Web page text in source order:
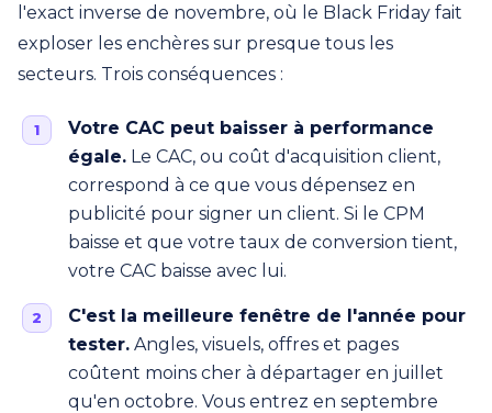
l'exact inverse de novembre, où le Black Friday fait
exploser les enchères sur presque tous les
secteurs. Trois conséquences :
Votre CAC peut baisser à performance
égale. Le CAC, ou coût d'acquisition client,
correspond à ce que vous dépensez en
publicité pour signer un client. Si le CPM
baisse et que votre taux de conversion tient,
votre CAC baisse avec lui.
C'est la meilleure fenêtre de l'année pour
tester. Angles, visuels, offres et pages
coûtent moins cher à départager en juillet
qu'en octobre. Vous entrez en septembre